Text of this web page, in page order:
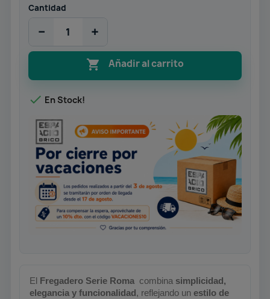
Cantidad
− +
 Añadir al carrito
 En Stock!
El Fregadero Serie Roma ️ combina simplicidad,
elegancia y funcionalidad, reflejando un estilo de